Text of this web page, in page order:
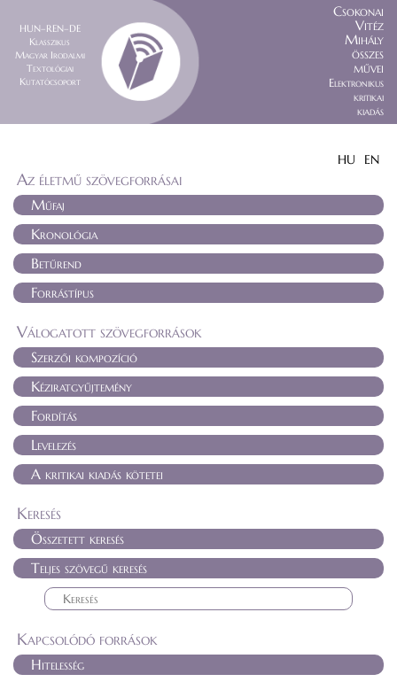
HUN–REN–DE
Klasszikus
Magyar Irodalmi
Textológiai
Kutatócsoport
Csokonai
Vitéz
Mihály
összes
művei
Elektronikus
kritikai
kiadás
HU EN
Az életmű szövegforrásai
Műfaj
Kronológia
Betűrend
Forrástípus
Válogatott szövegforrások
Szerzői kompozíció
Kéziratgyűjtemény
Fordítás
Levelezés
A kritikai kiadás kötetei
Keresés
Összetett keresés
Teljes szövegű keresés
Kapcsolódó források
Hitelesség